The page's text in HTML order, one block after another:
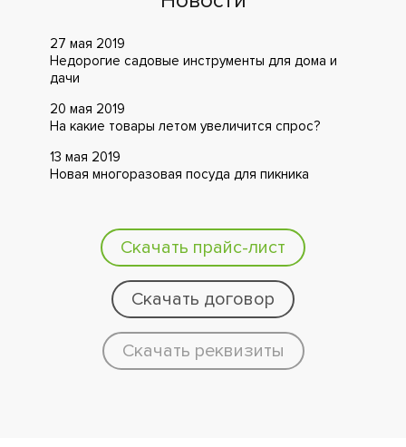
27 мая 2019
Недорогие садовые инструменты для дома и
дачи
20 мая 2019
На какие товары летом увеличится спрос?
13 мая 2019
Новая многоразовая посуда для пикника
Скачать прайс-лист
Скачать договор
Скачать реквизиты